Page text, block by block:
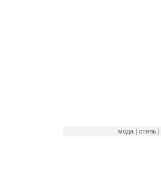
мода | стиль |